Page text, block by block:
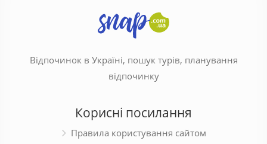
Відпочинок в Україні, пошук турів, планування
відпочинку
Корисні посилання
Правила користування сайтом